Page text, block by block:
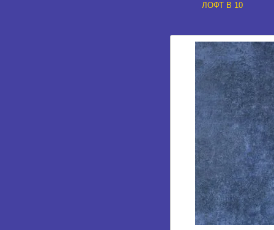
ЛОФТ В 10